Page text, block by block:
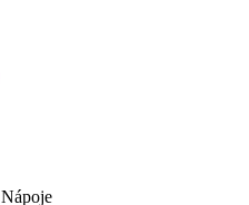
Nápoje